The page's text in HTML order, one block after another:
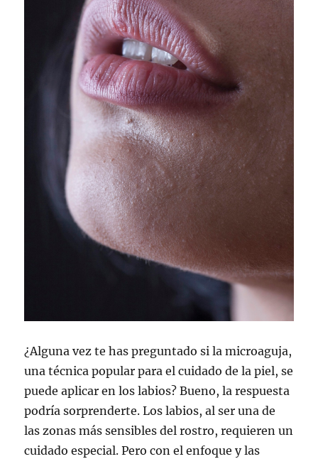
¿Alguna vez te has preguntado si la microaguja,
una técnica popular para el cuidado de la piel, se
puede aplicar en los labios? Bueno, la respuesta
podría sorprenderte. Los labios, al ser una de
las zonas más sensibles del rostro, requieren un
cuidado especial. Pero con el enfoque y las